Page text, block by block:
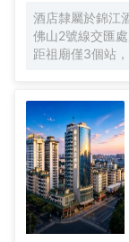
2F），自助免
居，家庭親子，團
酒店隸屬於錦江
佛山2號線交匯
距祖廟僅3個站
遠，地理位置
平方，有着方便
配套面積近
36樓高樓層，客
山新城美麗風光
窗簾、霧化玻璃
速寬帶網絡、37
機），9個大、